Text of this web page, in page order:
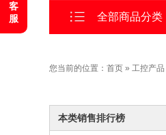
全部商品分类
您当前的位置： 首页 » 工控产品
本类销售排行榜
客
服